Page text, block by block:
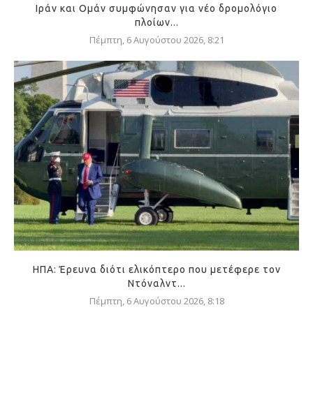
Ιράν και Ομάν συμφώνησαν για νέο δρομολόγιο
πλοίων...
Πέμπτη, 6 Αυγούστου 2026, 8:21
ΗΠΑ: Έρευνα διότι ελικόπτερο που μετέφερε τον
Ντόναλντ...
Πέμπτη, 6 Αυγούστου 2026, 8:18